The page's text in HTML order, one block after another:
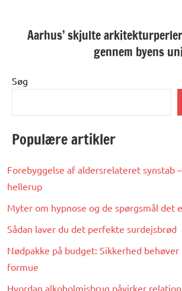
Aarhus’ skjulte
gennem byens
Søg
Populære artikler
Forebyggelse af aldersrelateret synstab
hellerup
Myter om hypnose og de spørgsmål det
Sådan laver du det perfekte surdejsbrød
Nødpakke på budget: Sikkerhed
formue
Hvordan alkoholmisbrug påvirker